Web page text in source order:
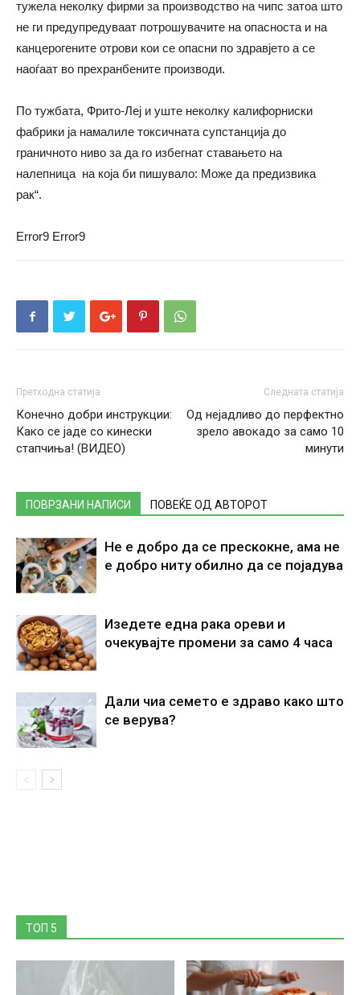
тужела неколку фирми за производство на чипс затоа што
не ги предупредуваат потрошувачите на опасноста и на
канцерогените отрови кои се опасни по здравјето а се
наоѓаат во прехранбените производи.
По тужбата, Фрито-Леј и уште неколку калифорниски
фабрики ја намалиле токсичната супстанција до
граничното ниво за да го избегнат ставањето на
налепница на која би пишувало: Може да предизвика
рак“.
Error9 Error9
Претходна статија
Конечно добри инструкции:
Како се јаде со кинески
стапчиња! (ВИДЕО)
Следната статија
Од нејадливо до перфектно
зрело авокадо за само 10
минути
ПОВРЗАНИ НАПИСИ ПОВЕЌЕ ОД АВТОРОТ
Не е добро да се прескокне, ама не
е добро ниту обилно да се појадува
Изедете една рака ореви и
очекувајте промени за само 4 часа
Дали чиа семето е здраво како што
се верува?
ТОП 5